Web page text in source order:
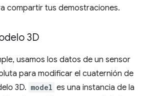
compartir tus demostraciones.
3D
usamos los datos de un sensor
para modificar el cuaternión de
3D. model es una instancia de la